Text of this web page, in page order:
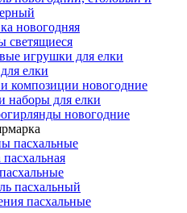
новогодняя
светящиеся
игрушки для елки
елки
композиции новогодние
для елки
новогодние
пасхальные
пасхальный
пасхальные